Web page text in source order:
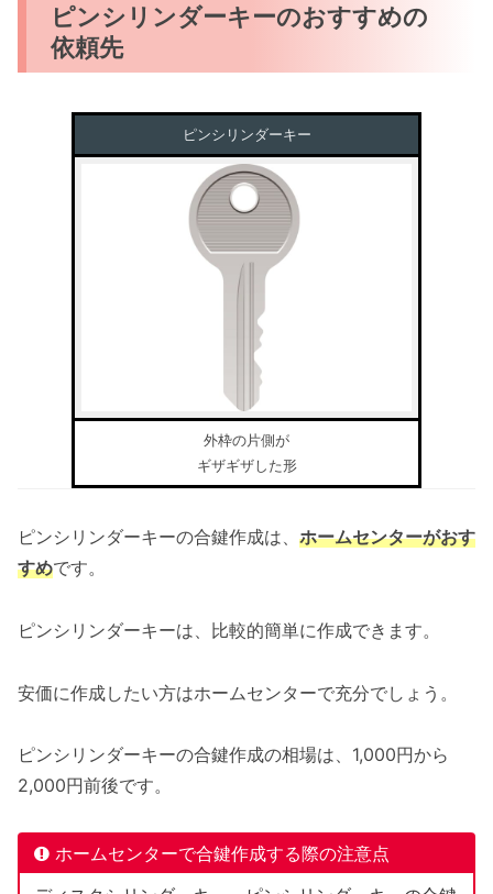
ピンシリンダーキーのおすすめの
依頼先
ピンシリンダーキー
外枠の片側が
ギザギザした形
ピンシリンダーキーの合鍵作成は、 ホームセンターがおす
すめです。
ピンシリンダーキーは、比較的簡単に作成できます。
安価に作成したい方はホームセンターで充分でしょう。
ピンシリンダーキーの合鍵作成の相場は、1,000円から
2,000円前後です。
ホームセンターで合鍵作成する際の注意点